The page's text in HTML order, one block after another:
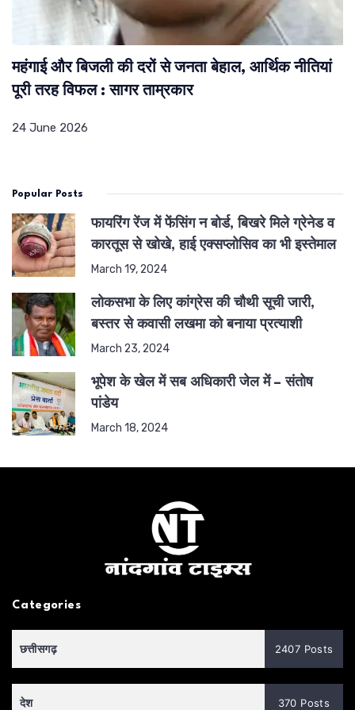
महंगाई और बिजली की दरों से जनता बेहाल, आर्थिक नीतियां
पूरी तरह विफल : सागर ताम्रकार
24 June 2026
Popular Posts
फायरिंग रेंज में फेंसिंग न बोर्ड, बिखरे मिले ग्रेनेड व
कारतूस से खोखे, हाई एक्सप्लोसिव का भी इस्तेमाल
March 19, 2024
लोकसभा के लिए कांग्रेस की चौथी सूची जारी,
बस्तर से कवासी लखमा को बनाया प्रत्याशी
March 23, 2024
भूपेश के खेल में सब अधिकारी जेल में – संतोष
पांडेय
March 18, 2024
Categories
छत्तीसगढ़ 2407 Posts
देश 370 Posts